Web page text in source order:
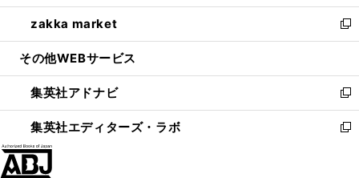
開
く
ウ
で
開
ン
ド
ウ
開
く
ウ
ィ
ン
ウ
で
開
く
し
い
ウ
ン
ド
ウ
で
zakka market
新
し
ウ
ィ
ン
ド
その他WEBサービス
集英社アドナビ
新
し
い
集英社エディターズ・ラボ
新